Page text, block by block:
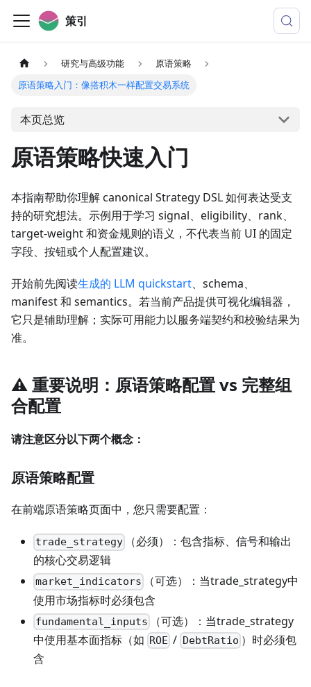
策引
研究与高级功能
原语策略
原语策略入门：像搭积木一样配置交易系统
本页总览
原语策略快速入门
本指南帮助你理解 canonical Strategy DSL 如何表达受支
持的研究想法。示例用于学习 signal、eligibility、rank、
target-weight 和资金规则的语义，不代表当前 UI 的固定
字段、按钮或个人配置建议。
开始前先阅读生成的 LLM quickstart、schema、
manifest 和 semantics。若当前产品提供可视化编辑器，
它只是辅助理解；实际可用能力以服务端契约和校验结果为
准。
⚠️ 重要说明：原语策略配置 vs 完整组
合配置
请注意区分以下两个概念：
原语策略配置
在前端原语策略页面中，您只需要配置：
trade_strategy
（必须）：包含指标、信号和输出
的核心交易逻辑
market_indicators
（可选）：当trade_strategy中
使用市场指标时必须包含
fundamental_inputs
（可选）：当trade_strategy
中使用基本面指标（如 ROE / DebtRatio ）时必须包
含